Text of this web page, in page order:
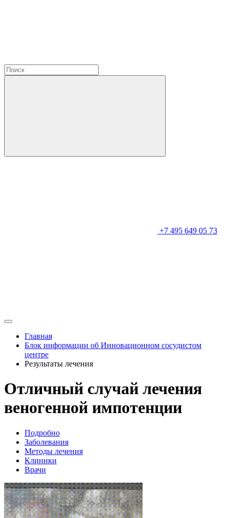
+7 495 649 05 73
Главная
Блок информации об Инновационном сосудистом
центре
Результаты лечения
Отличный случай лечения
веногенной импотенции
Подробно
Заболевания
Методы лечения
Клиники
Врачи